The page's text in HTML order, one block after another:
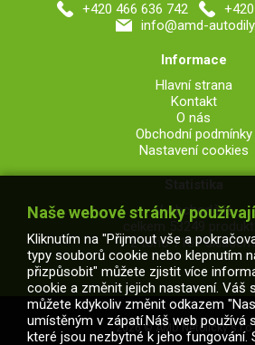
+420 466 636 742
info@amd-
Informace
Hlavní strana
Kontakt
O nás
Obchodní podmínky
Nastavení cookies
V obchodě je
celkem 53249 produktů,
z toho 7107
2026 © AMD Netolický s.r.o.
Naše webové stránky
Kliknutím na "Přijmout vše a
typy souborů cookie nebo klepnutím
přizpůsobit" můžete zjistit více
cookie a změnit jejich nastavení. Váš
můžete kdykoliv změnit odkazem
umístěným v zápatí.Náš web používá
které jsou nezbytné k jeho fungování.